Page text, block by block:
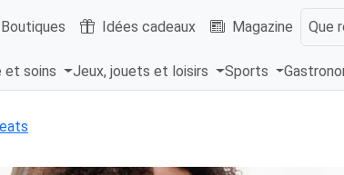
Boutiques Idées cadeaux Magazine Que
et soins Jeux, jouets et loisirs Sports